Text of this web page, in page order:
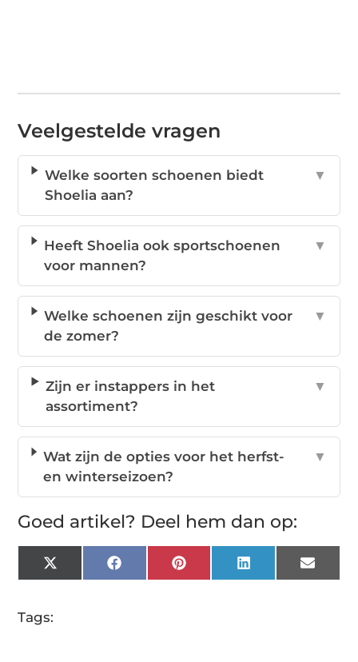
Veelgestelde vragen
Welke soorten schoenen biedt
Shoelia aan?
▼
Heeft Shoelia ook sportschoenen
voor mannen?
▼
Welke schoenen zijn geschikt voor
de zomer?
▼
Zijn er instappers in het
assortiment?
▼
Wat zijn de opties voor het herfst-
en winterseizoen?
▼
Goed artikel? Deel hem dan op:
X
(Twitter)
FacebookPinterestLinkedInEmail
Tags: